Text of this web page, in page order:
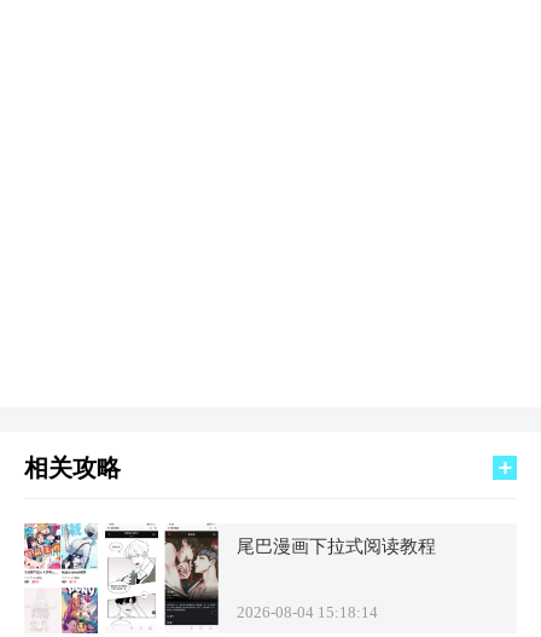
相关攻略
尾巴漫画下拉式阅读教程
2026-08-04 15:18:14